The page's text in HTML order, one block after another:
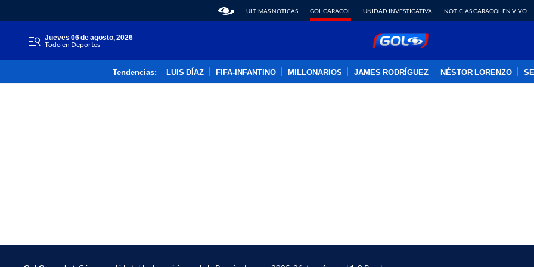
ÚLTIMAS NOTICAS GOL CARACOL UNIDAD INVESTIGATIVA NOTICIAS CARACOL EN VIVO
jueves 06 de agosto, 2026
Todo en Deportes
Tendencias: LUIS DÍAZ FIFA-INFANTINO MILLONARIOS JAMES RODRÍGUEZ NÉSTOR LORENZO